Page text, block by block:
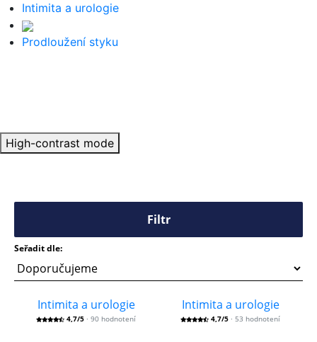
Intimita a urologie
Prodloužení styku
High-contrast mode
Filtr
Seřadit dle:
Intimita a urologie
4,7/5 · 90 hodnotení
Intimita a urologie
4,7/5 · 53 hodnotení